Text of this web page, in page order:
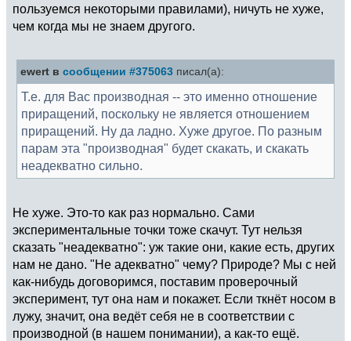
пользуемся некоторыми правилами), ничуть не хуже,
чем когда мы не знаем другого.
ewert в сообщении #375063 писал(а):
Т.е. для Вас производная -- это именно отношение
приращений, поскольку не является отношением
приращений. Ну да ладно. Хуже другое. По разным
парам эта "производная" будет скакать, и скакать
неадекватно сильно.
Не хуже. Это-то как раз нормально. Сами
экспериментальные точки тоже скачут. Тут нельзя
сказать "неадекватно": уж такие они, какие есть, других
нам не дано. "Не адекватно" чему? Природе? Мы с ней
как-нибудь договоримся, поставим проверочный
эксперимент, тут она нам и покажет. Если ткнёт носом в
лужу, значит, она ведёт себя не в соответствии с
производной (в нашем понимании), а как-то ещё.